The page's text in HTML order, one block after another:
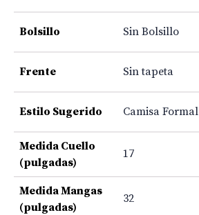
Bolsillo Sin Bolsillo
Frente Sin tapeta
Estilo Sugerido Camisa Formal
Medida Cuello
(pulgadas)
17
Medida Mangas
(pulgadas)
32